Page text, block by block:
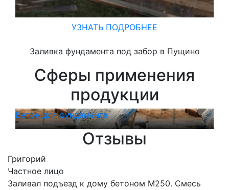
УЗНАТЬ ПОДРОБНЕЕ
Заливка фундамента под забор в Пущино
Сферы применения
продукции
Бетон для фундамента
Отзывы
Григорий
Частное лицо
Заливал подъезд к дому бетоном М250. Смесь